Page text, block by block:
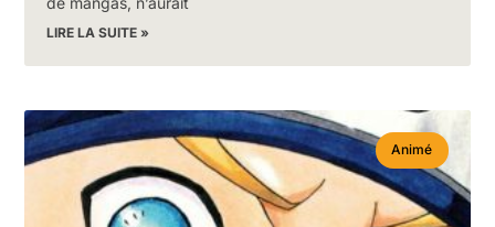
LIRE LA SUITE »
Animé